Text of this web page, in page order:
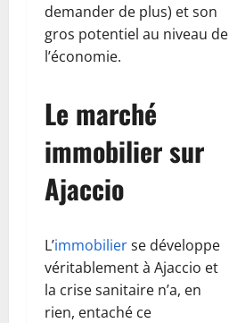
demander de plus) et son
gros potentiel au niveau de
l’économie.
Le marché
immobilier sur
Ajaccio
L’immobilierse développe
véritablement à Ajaccio et
la crise sanitaire n’a, en
rien, entaché ce